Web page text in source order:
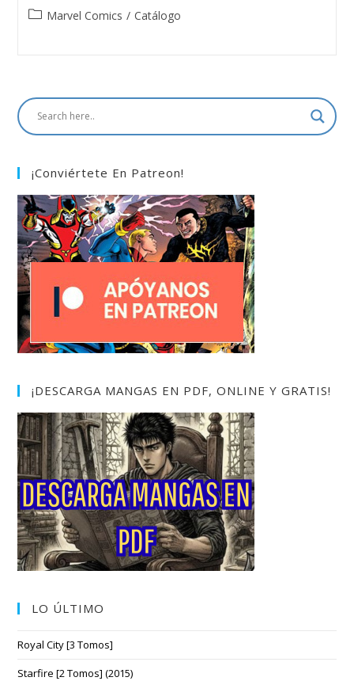
PostMarvel Comics / Catálogo
¡Conviértete En Patreon!
¡DESCARGA MANGAS EN PDF, ONLINE Y GRATIS!
LO ÚLTIMO
Royal City [3 Tomos]
Starfire [2 Tomos] (2015)